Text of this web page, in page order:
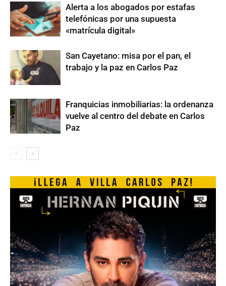
Alerta a los abogados por estafas
telefónicas por una supuesta
«matrícula digital»
San Cayetano: misa por el pan, el
trabajo y la paz en Carlos Paz
Franquicias inmobiliarias: la ordenanza
vuelve al centro del debate en Carlos
Paz